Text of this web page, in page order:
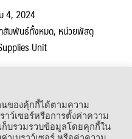
4, 2024
สัมพันธ์ทั้งหมด, หน่วยพัสดุ
Unit
ของคุ้กกี้ได้ตามความ
ว์เซอร์หรือการตั้งค่าความ
ก็บรวมรวบข้อมูลโดยคุกกี้ใน